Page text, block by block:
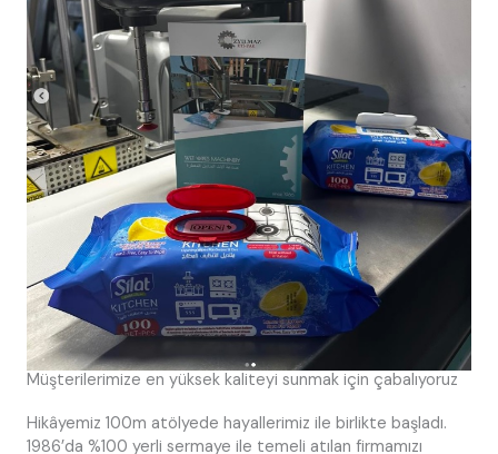
Müşterilerimize en yüksek kaliteyi sunmak için çabalıyoruz
Hikâyemiz 100m atölyede hayallerimiz ile birlikte başladı.
1986’da %100 yerli sermaye ile temeli atılan firmamızı